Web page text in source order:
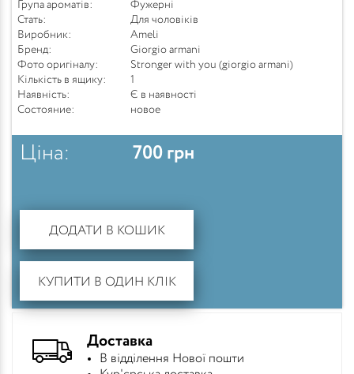
Група ароматів:
Фужерні
Стать:
Для чоловіків
Виробник:
Ameli
Бренд:
Giorgio armani
Фото оригіналу:
Stronger with you (giorgio armani)
Кількість в ящику:
1
Наявність:
Є в наявності
Состояние:
новое
Ціна: 700 грн
ДОДАТИ В КОШИК
КУПИТИ В ОДИН КЛІК
Доставка
В відділення Нової пошти